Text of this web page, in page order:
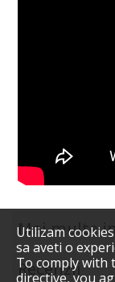
Utilizam
sa aveti o
To comply with
directive, you
Mai multe
Recenzii